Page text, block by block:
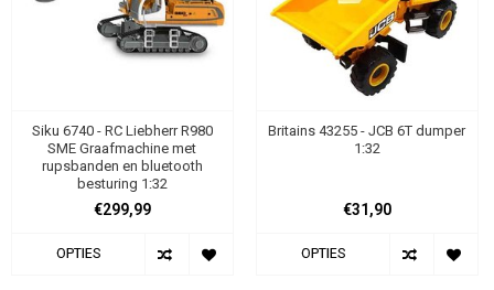
Siku 6740 - RC Liebherr R980
SME Graafmachine met
rupsbanden en bluetooth
besturing 1:32
€299,99
OPTIES
Britains 43255 - JCB 6T dumper
1:32
€31,90
OPTIES